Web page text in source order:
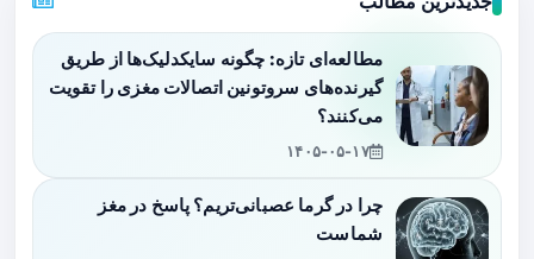
مطالعه‌ای تازه: چگونه سایکدلیک‌ها از طریق
گیرنده‌های سروتونین اتصالات مغزی را تقویت
می‌کنند؟
۱۴۰۵-۰۵-۱۷
چرا در گرما عصبانی‌تریم؟ پاسخ در مغز
شماست